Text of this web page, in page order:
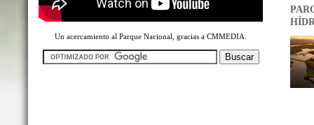
Un acercamiento al Parque Nacional, gracias a CMMEDIA.